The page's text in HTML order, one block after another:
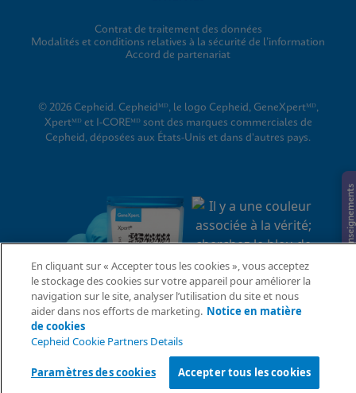
Demande de renseignements
Contrat de traitement des données
Modalités et conditions relatives à la sécurité de l’information
Accord de partenariat
© 2026 Cepheid. Cepheidᴹᴰ, le logo Cepheid, GeneXpertᴹᴰ,
Xpertᴹᴰ et I-COREᴹᴰ sont des marques commerciales de
Cepheid, déposées aux États-Unis et dans d'autres pays.
En cliquant sur « Accepter tous les cookies », vous acceptez
le stockage des cookies sur votre appareil pour améliorer la
navigation sur le site, analyser l’utilisation du site et nous
aider dans nos efforts de marketing. Notice en matière
de cookies
Cepheid Cookie Partners Details
Paramètres des cookies Accepter tous les cookies